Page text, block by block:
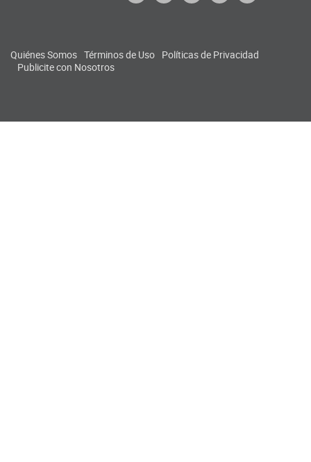
Quiénes Somos Términos de Uso Políticas de Privacidad
Publicite con Nosotros